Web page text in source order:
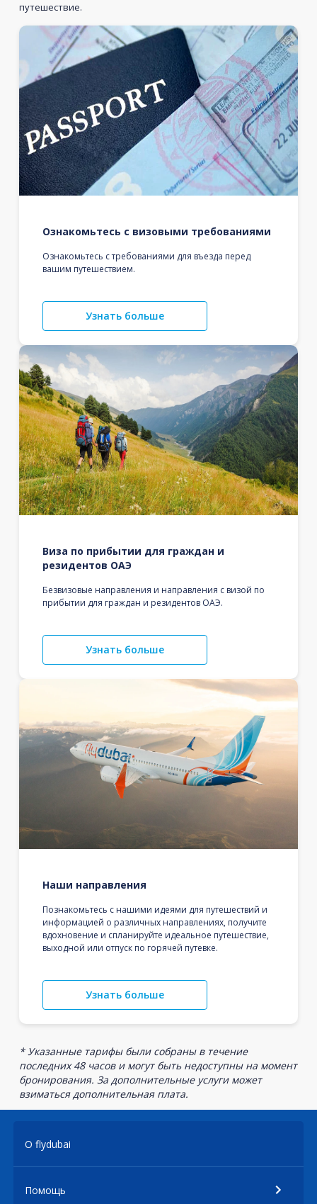
путешествие.
Ознакомьтесь с визовыми требованиями
Ознакомьтесь с требованиями для въезда перед
вашим путешествием.
Узнать больше
Виза по прибытии для граждан и
резидентов ОАЭ
Безвизовые направления и направления с визой по
прибытии для граждан и резидентов ОАЭ.
Узнать больше
Наши направления
Познакомьтесь с нашими идеями для путешествий и
информацией о различных направлениях, получите
вдохновение и спланируйте идеальное путешествие,
выходной или отпуск по горячей путевке.
Узнать больше
* Указанные тарифы были собраны в течение
последних 48 часов и могут быть недоступны на момент
бронирования. За дополнительные услуги может
взиматься дополнительная плата.
О flydubai
Помощь